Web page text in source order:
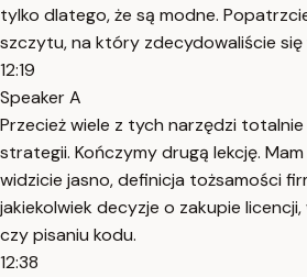
tylko dlatego, że są modne.
szczytu, na który zdecydowaliście się
12:19
Speaker A
Przecież wiele z tych narzędzi
strategii. Kończymy drugą lekcję.
widzicie jasno, definicja tożsamości
jakiekolwiek decyzje o zakupie
czy pisaniu kodu.
12:38